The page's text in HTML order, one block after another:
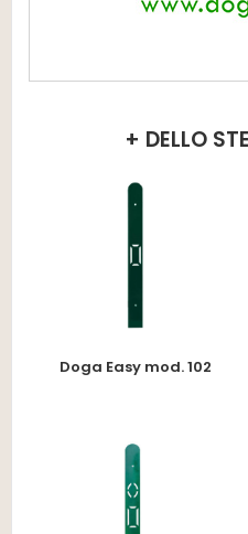
+ DELLO
Doga Easy mod. 102